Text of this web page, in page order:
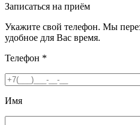
Записаться на приём
Укажите свой телефон. Мы
удобное для Вас время.
Телефон *
Имя